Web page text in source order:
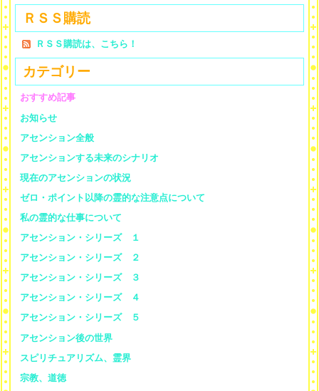
ＲＳＳ購読
ＲＳＳ購読は、こちら！
カテゴリー
おすすめ記事
お知らせ
アセンション全般
アセンションする未来のシナリオ
現在のアセンションの状況
ゼロ・ポイント以降の霊的な注意点について
私の霊的な仕事について
アセンション・シリーズ １
アセンション・シリーズ ２
アセンション・シリーズ ３
アセンション・シリーズ ４
アセンション・シリーズ ５
アセンション後の世界
スピリチュアリズム、霊界
宗教、道徳